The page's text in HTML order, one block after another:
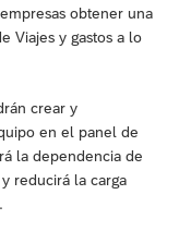
obtener una
Viajes y gastos a lo
crear y
en el panel de
la dependencia de
reducirá la carga